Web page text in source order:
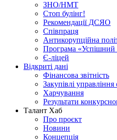
ЗНО/НМТ
Стоп булінг!
Рекомендації ДСЯО
Співпраця
Антикорупційна
Програма «Успішний
Є-ліцей
Відкриті дані
Фінансова звітність
Закупівлі управління
Харчування
Результати
Талант Хаб
Про проєкт
Новини
Концепція